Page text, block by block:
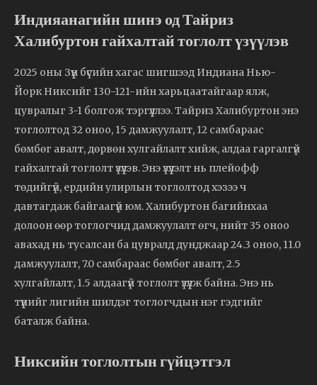
Индияанагийн шинэ од Тайриз
Халибуртон гайхалтай тоглолт үзүүлэв
2025 оны Зүүн бүсийн хагас шигшээд Индиана Нью-
Йорк Никсийг 130-121-ийн харьцаатайгаар ялж,
цувралыг 3-1 болгож тэргүүллээ. Тайриз Халибуртон энэ
тоглолтод 32 оноо, 15 дамжуулалт, 12 самбараас
бөмбөг авалт, дөрвөн хулгайлалт хийж, алдаа гаргалгүй
гайхалтай тоглолт үзүүлэв. Энэ үзүүлэлт нь плейофф
төдийгүй, ердийн улирлын тоглолтод хэзээ ч
давтагдаж байгаагүй юм. Халибуртон багийнхаа
долоон өөр тоглогчид дамжуулалт өгч, нийт 35 оноо
авахад нь тусалсан ба цувралд дунджаар 24.3 оноо, 11.0
дамжуулалт, 7.0 самбараас бөмбөг авалт, 2.5
хулгайлалт, 1.5 алдаагүй тоглолт үзүүлж байна. Энэ нь
түүнийг лигийн шилдэг тоглогчдын нэг гэдгийг
баталж байна.
Никсийн тоглолтын гүйцэтгэл